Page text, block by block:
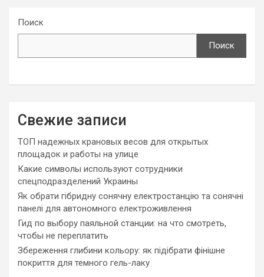
Поиск
Поиск
Свежие записи
ТОП надежных крановых весов для открытых
площадок и работы на улице
Какие символы используют сотрудники
спецподразделений Украины
Як обрати гібридну сонячну електростанцію та сонячні
панелі для автономного електроживлення
Гид по выбору паяльной станции: на что смотреть,
чтобы не переплатить
Збереження глибини кольору: як підібрати фінішне
покриття для темного гель-лаку